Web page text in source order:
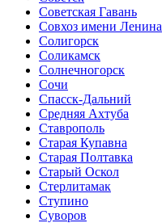
Советская Гавань
Совхоз имени Ленина
Солигорск
Соликамск
Солнечногорск
Сочи
Спасск-Дальний
Средняя Ахтуба
Ставрополь
Старая Купавна
Старая Полтавка
Старый Оскол
Стерлитамак
Ступино
Суворов